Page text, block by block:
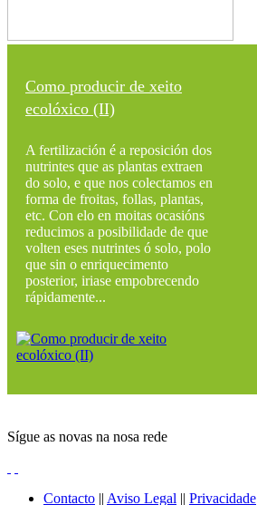
Como producir de xeito
ecolóxico (II)
A fertilización é a reposición dos
nutrintes que as plantas extraen
do solo, e que nos colectamos en
forma de froitas, follas, plantas,
etc. Con elo en moitas ocasións
reducimos a posibilidade de que
volten eses nutrintes ó solo, polo
que sin o enriquecimento
posterior, iriase empobrecendo
rápidamente...
Sígue as novas na nosa rede
Contacto || Aviso Legal || Privacidade